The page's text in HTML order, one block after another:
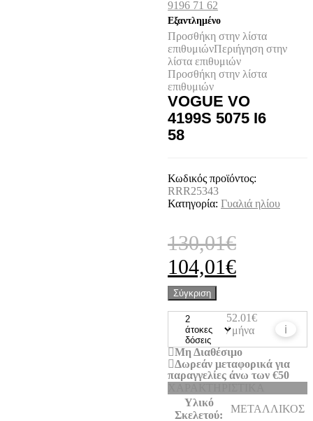
VOGUE VO
4199S 5075 I6
58
9196 71 62
Κωδικός προϊόντος:
RRR25343
Κατηγορία:Γυαλιά ηλίου
130,01€
Original
price
was:
130,01€.
104,01€Η
τιμή
είναι:
104,01€.
52.01€
/ μήνα
ℹ
Εξαντλημένο
Προσθήκη στην λίστα
επιθυμιώνΠεριήγηση στην
λίστα επιθυμιών
Προσθήκη στην λίστα
επιθυμιών
Σύγκριση
Μη Διαθέσιμο
Δωρεάν μεταφορικά για
παραγγελίες άνω των €50
Υλικό
Σκελετού:
ΜΕΤΑΛΛΙΚΟΣ